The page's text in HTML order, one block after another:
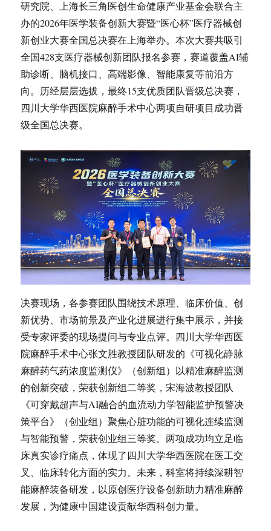
研究院、上海长三角医创生命健康产业基金会联合主
办的2026年医学装备创新大赛暨“医心杯”医疗器械创
新创业大赛全国总决赛在上海举办。本次大赛共吸引
全国428支医疗器械创新团队报名参赛，赛道覆盖AI辅
助诊断、脑机接口、高端影像、智能康复等前沿方
向。历经层层选拔，最终15支优质团队晋级总决赛，
四川大学华西医院麻醉手术中心两项自研项目成功晋
级全国总决赛。
决赛现场，各参赛团队围绕技术原理、临床价值、创
新优势、市场前景及产业化进展进行集中展示，并接
受专家评委的现场提问与专业点评。四川大学华西医
院麻醉手术中心张文胜教授团队研发的《可视化静脉
麻醉药气药浓度监测仪》（创新组）以精准麻醉监测
的创新突破，荣获创新组二等奖，宋海波教授团队
《可穿戴超声与AI融合的血流动力学智能监护预警决
策平台》（创业组）聚焦心脏功能的可视化连续监测
与智能预警，荣获创业组三等奖。两项成功均立足临
床真实诊疗痛点，体现了四川大学华西医院在医工交
叉、临床转化方面的实力。未来，科室将持续深耕智
能麻醉装备研发，以原创医疗设备创新助力精准麻醉
发展，为健康中国建设贡献华西科创力量。